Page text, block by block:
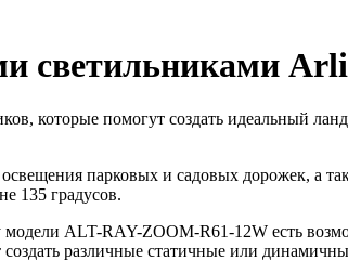
светильниками
которые помогут создать идеальный
парковых и садовых дорожек, а
135 градусов.
ALT-RAY-ZOOM-R61-12W есть
различные статичные или